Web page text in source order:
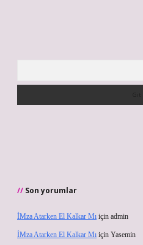
Son yorumlar
İMza Atarken El Kalkar Mı için admin
İMza Atarken El Kalkar Mı için Yasemin